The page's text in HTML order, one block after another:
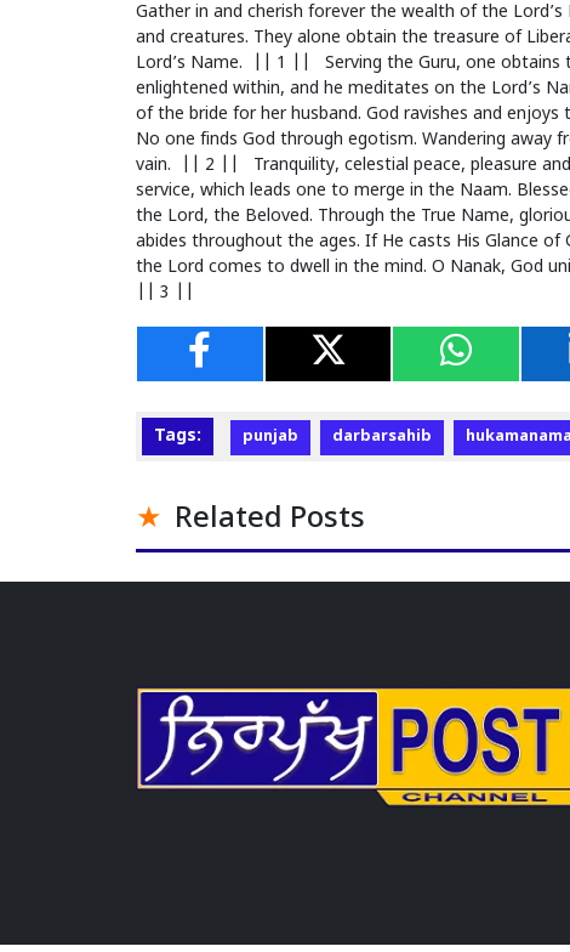
Gather in and cherish forever the wealth of the
and creatures. They alone obtain the treasure of
Lord’s Name. || 1 || Serving the Guru, one obtains
enlightened within, and he meditates on the
of the bride for her husband. God ravishes and
No one finds God through egotism. Wandering
vain. || 2 || Tranquility, celestial peace, pleasure
service, which leads one to merge in the Naam.
the Lord, the Beloved. Through the True Name,
abides throughout the ages. If He casts His Glance
the Lord comes to dwell in the mind. O Nanak, God
|| 3 ||
Tags: punjab darbarsahib
Related Posts